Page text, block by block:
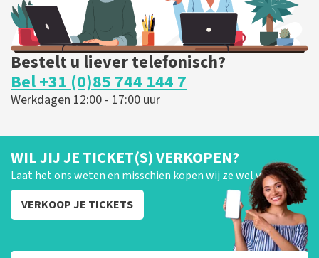
Bestelt u liever telefonisch?
Bel +31 (0)85 744 144 7
Werkdagen 12:00 - 17:00 uur
WIL JIJ JE TICKET(S) VERKOPEN?
Laat het ons weten en misschien kopen wij ze wel van je!
VERKOOP JE TICKETS